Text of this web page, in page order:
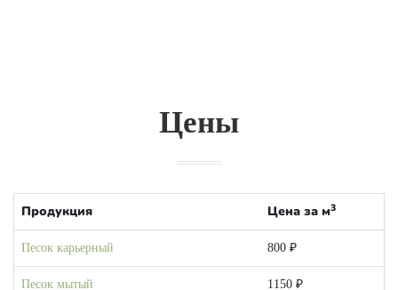
Цены
Продукция Цена за м3
Песок карьерный 800 ₽
Песок мытый 1150 ₽